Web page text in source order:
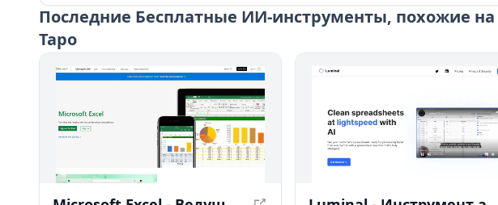
Последние Бесплатные ИИ-инструменты, похожие
Таро